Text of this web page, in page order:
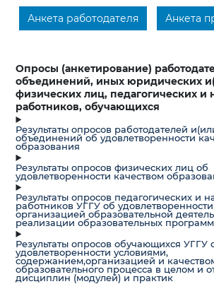
Анкета работодателя Анкета
Опросы (анкетирование)
объединений, иных юридических
физических лиц, педагогических и
работников, обучающихся
Результаты опросов работодателей
объединений об удовлетворенности
образования
Результаты опросов физических лиц об
удовлетворенности качеством
Результаты опросов педагогических и
работников УГГУ об
организацией образовательной
реализации образовательных программ
Результаты опросов обучающихся УГГУ
удовлетворенности условиями,
содержанием,организацией и
образовательного процесса в целом и
дисциплин (модулей) и практик